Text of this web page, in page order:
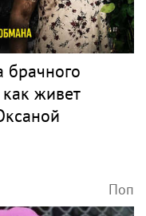
брачного
живет
Поп